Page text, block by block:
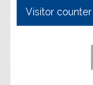
Visitor counter